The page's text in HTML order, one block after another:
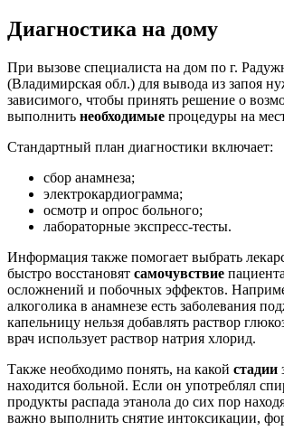
Диагностика на дому
При вызове специалиста на дом по г.
(Владимирская обл.) для вывода из запоя
зависимого, чтобы принять решение о
выполнить необходимые процедуры на
Стандартный план диагностики включает:
сбор анамнеза;
электрокардиограмма;
осмотр и опрос больного;
лабораторные экспресс-тесты.
Информация также помогает выбрать
быстро восстановят самочувствие
осложнений и побочных эффектов.
алкоголика в анамнезе есть заболевания
капельницу нельзя добавлять раствор
врач использует раствор натрия хлорид.
Также необходимо понять, на какой стадии
находится больной. Если он употреблял
продукты распада этанола до сих пор
важно выполнить снятие интоксикации,